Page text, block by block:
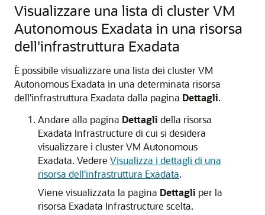
Visualizzare una lista di cluster VM
Autonomous Exadata in una risorsa
dell'infrastruttura Exadata
È possibile visualizzare una lista dei cluster VM
Autonomous Exadata in una determinata risorsa
dell'infrastruttura Exadata dalla pagina Dettagli.
Andare alla pagina Dettagli della risorsa
Exadata Infrastructure di cui si desidera
visualizzare i cluster VM Autonomous
Exadata. Vedere Visualizza i dettagli di una
risorsa dell'infrastruttura Exadata.
Viene visualizzata la pagina Dettagli per la
risorsa Exadata Infrastructure scelta.